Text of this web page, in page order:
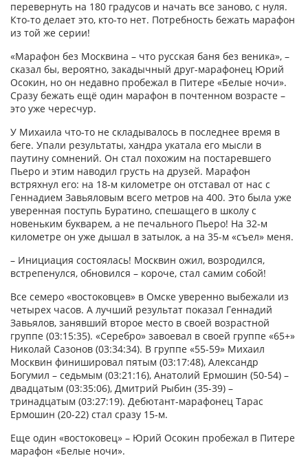
перевернуть на 180 градусов и начать все заново, с нуля.
Кто-то делает это, кто-то нет. Потребность бежать марафон
из той же серии!
«Марафон без Москвина – что русская баня без веника», –
сказал бы, вероятно, закадычный друг-марафонец Юрий
Осокин, но он недавно пробежал в Питере «Белые ночи».
Сразу бежать ещё один марафон в почтенном возрасте –
это уже чересчур.
У Михаила что-то не складывалось в последнее время в
беге. Упали результаты, хандра укатала его мысли в
паутину сомнений. Он стал похожим на постаревшего
Пьеро и этим наводил грусть на друзей. Марафон
встряхнул его: на 18-м километре он отставал от нас с
Геннадием Завьяловым всего метров на 400. Это была уже
уверенная поступь Буратино, спешащего в школу с
новеньким букварем, а не печального Пьеро! На 32-м
километре он уже дышал в затылок, а на 35-м «съел» меня.
– Инициация состоялась! Москвин ожил, возродился,
встрепенулся, обновился – короче, стал самим собой!
Все семеро «востоковцев» в Омске уверенно выбежали из
четырех часов. А лучший результат показал Геннадий
Завьялов, занявший второе место в своей возрастной
группе (03:15:35). «Серебро» завоевал в своей группе «65+»
Николай Сазонов (03:34:34). В группе «55-59» Михаил
Москвин финишировал пятым (03:17:48), Александр
Богумил – седьмым (03:21:16), Анатолий Ермошин (50-54) –
двадцатым (03:35:06), Дмитрий Рыбин (35-39) –
тринадцатым (03:27:19). Дебютант-марафонец Тарас
Ермошин (20-22) стал сразу 15-м.
Еще один «востоковец» – Юрий Осокин пробежал в Питере
марафон «Белые ночи».